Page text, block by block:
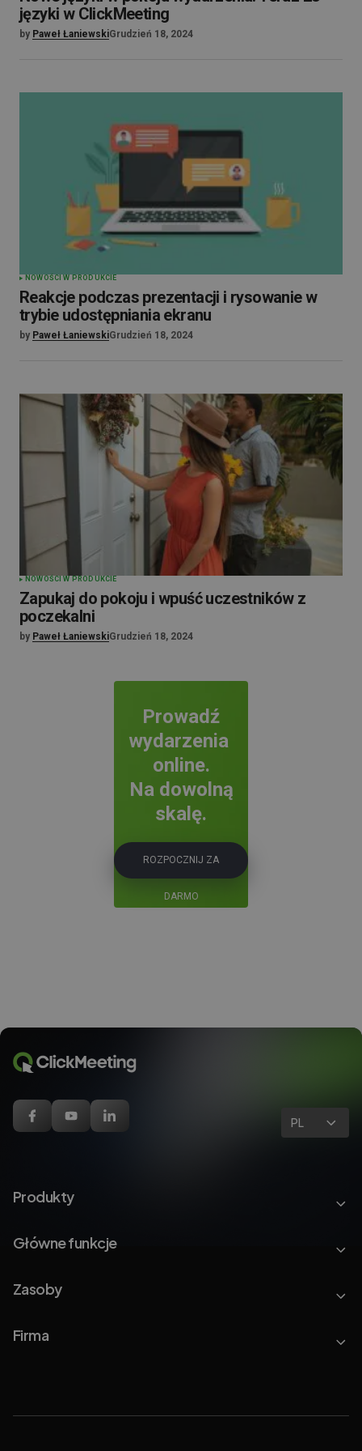
języki w ClickMeeting
by Paweł ŁaniewskiGrudzień 18, 2024
NOWOŚCI W PRODUKCIE
Reakcje podczas prezentacji i rysowanie w
trybie udostępniania ekranu
by Paweł ŁaniewskiGrudzień 18, 2024
NOWOŚCI W PRODUKCIE
Zapukaj do pokoju i wpuść uczestników z
poczekalni
by Paweł ŁaniewskiGrudzień 18, 2024
Prowadź
wydarzenia
online.
Na dowolną
skalę.
ROZPOCZNIJ ZA
DARMO
PL
Produkty
Główne funkcje
Zasoby
Firma